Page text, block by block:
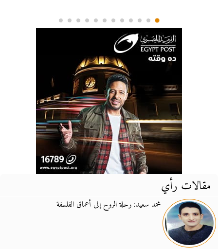
مقالات رأي
محمد سعيد: رحلة الروح إلى أعماق الفلسفة